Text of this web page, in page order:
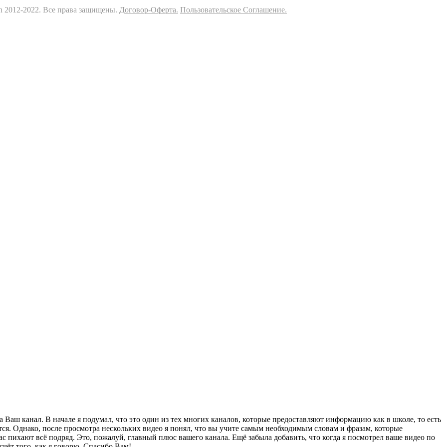
2012-2022. Все права защищены. Договор-Оферта. Пользовательское Соглашение.
канал. В начале я подумал, что это один из тех многих каналов, которые предоставляют информацию как в школе, то есть
Однако, после просмотра нескольких видео я понял, что вы учите самым необходимым словам и фразам, которые
пихают всё подряд. Это, пожалуй, главный плюс вашего канала. Ещё забыла добавить, что когда я посмотрел ваше видео по